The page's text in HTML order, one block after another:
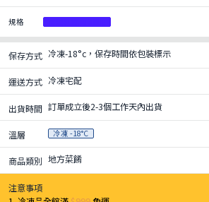
規格
保存方式 冷凍-18°c，保存時間依包裝標示
運送方式 冷凍宅配
出貨時間 訂單成立後2-3個工作天內出貨
溫層 冷凍 -18°C
商品類別 地方菜餚
注意事項